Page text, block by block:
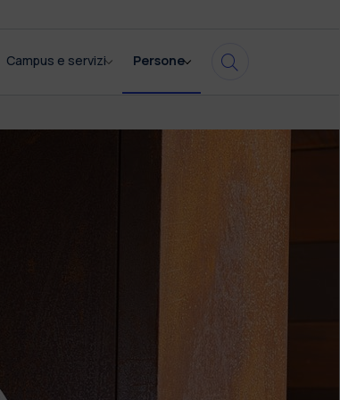
Campus e servizi Persone